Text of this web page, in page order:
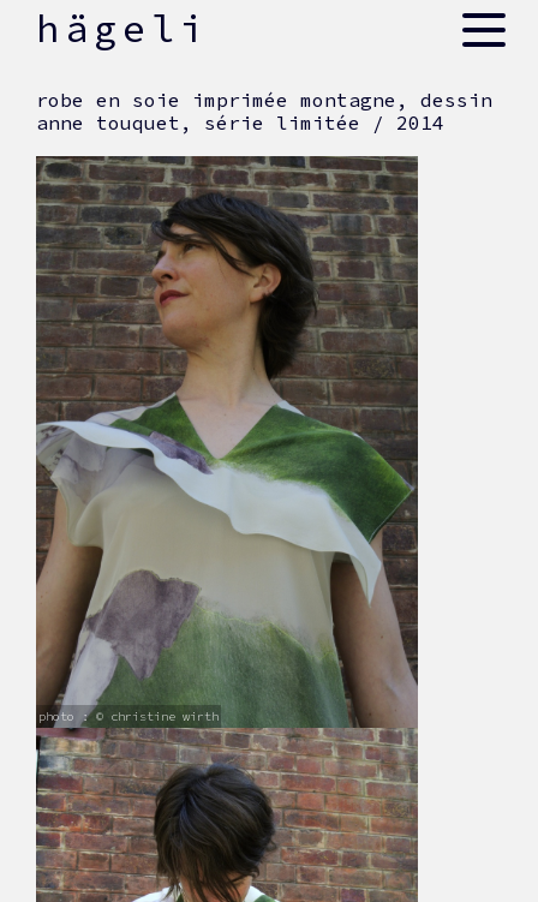
skiphägeli
robe en soie imprimée montagne, dessin
anne touquet, série limitée / 2014
photo : © christine wirth